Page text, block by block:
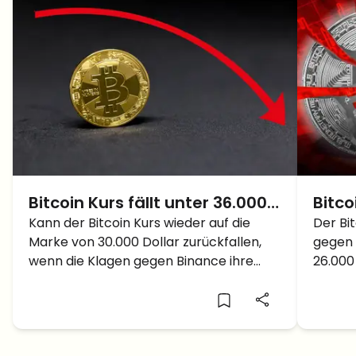
Bitcoin Kurs fällt unter 36.000
Dollar – Kommt der Crash
zurück auf 30.000?
Kann der Bitcoin Kurs wieder auf die
Marke von 30.000 Dollar zurückfallen,
wenn die Klagen gegen Binance ihre
SEC
Der
gegen